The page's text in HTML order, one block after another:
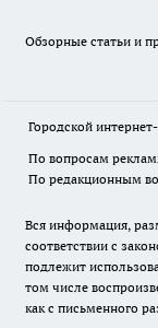
Обзорные статьи и
Городской
По вопросам
По редакционным
Вся информация,
соответствии с
подлежит
том числе
как с письменного